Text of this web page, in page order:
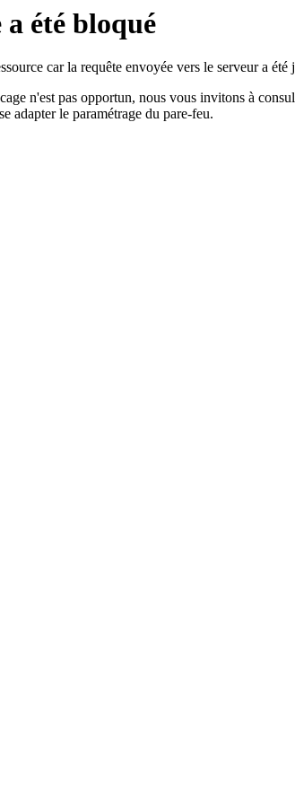
a été bloqué
car la requête envoyée vers le serveur a été
n'est pas opportun, nous vous invitons à
adapter le paramétrage du pare-feu.